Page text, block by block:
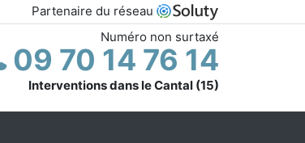
Partenaire du réseau
Numéro non surtaxé
09 70 14 76 14
Interventions dans le Cantal (15)